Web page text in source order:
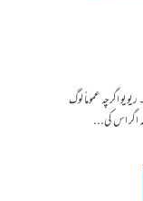
اگرچہ عموماً لوگ
اگر اس کی...